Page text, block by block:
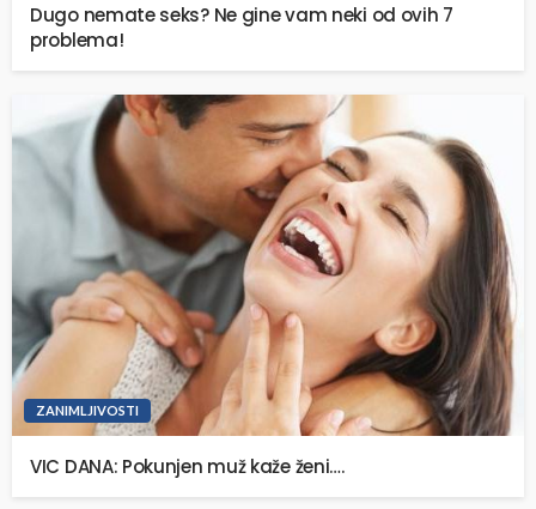
Dugo nemate seks? Ne gine vam neki od ovih 7
problema!
ZANIMLJIVOSTI
VIC DANA: Pokunjen muž kaže ženi….